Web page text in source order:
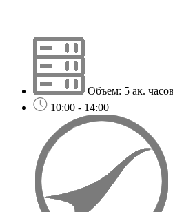
Объем: 5 ак. часов
10:00 - 14:00